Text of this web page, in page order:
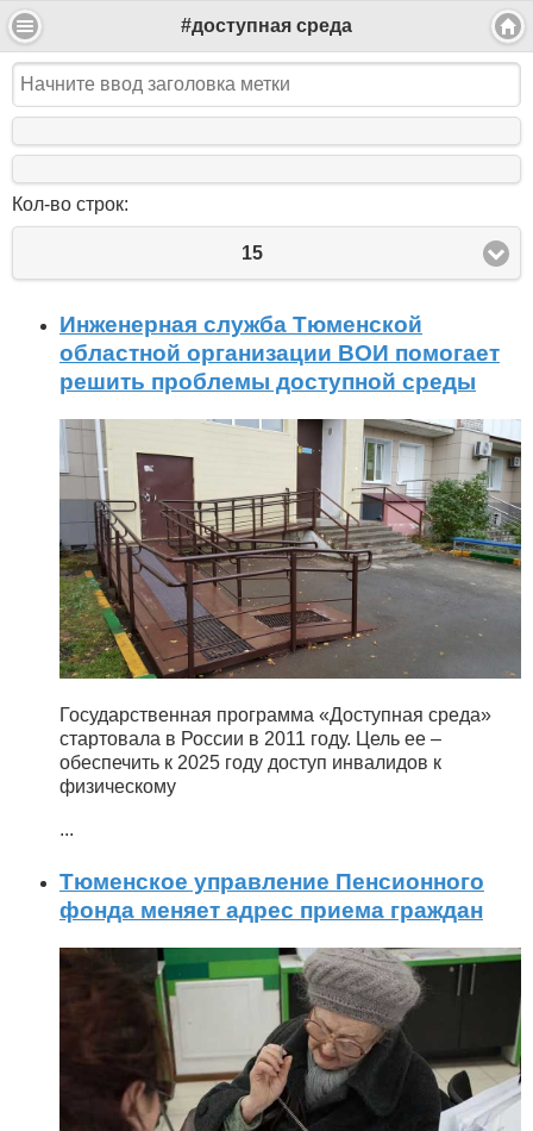
#доступная среда
Кол-во строк:
15
Инженерная служба Тюменской
областной организации ВОИ помогает
решить проблемы доступной среды
Государственная программа «Доступная среда»
стартовала в России в 2011 году. Цель ее –
обеспечить к 2025 году доступ инвалидов к
физическому
...
Тюменское управление Пенсионного
фонда меняет адрес приема граждан